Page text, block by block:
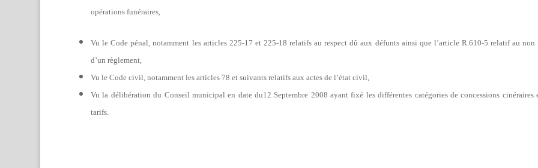
opérations funéraires,
Vu le Code pénal, notamment les articles 225-17 et 225-18 relatifs au respect dû aux défunts ainsi que l’article R.610-5 relatif au non
d’un règlement,
Vu le Code civil, notamment les articles 78 et suivants relatifs aux actes de l’état civil,
Vu la délibération du Conseil municipal en date du12 Septembre 2008 ayant fixé les différentes catégories de concessions cinéraires
tarifs.